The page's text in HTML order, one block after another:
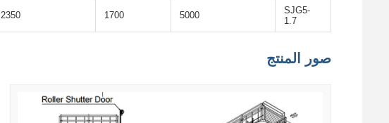
SJG5-
1.7
5000
1700
2350
صور المنتج